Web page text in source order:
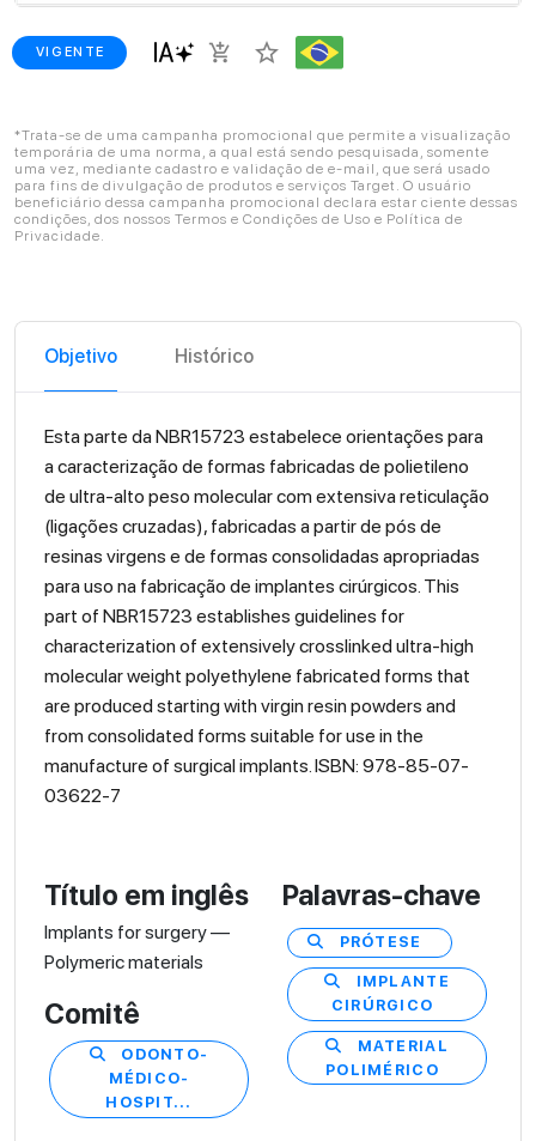
VIGENTE add_shopping_cart star_border
*Trata-se de uma campanha promocional que permite a visualização
temporária de uma norma, a qual está sendo pesquisada, somente
uma vez, mediante cadastro e validação de e-mail, que será usado
para fins de divulgação de produtos e serviços Target. O usuário
beneficiário dessa campanha promocional declara estar ciente dessas
condições, dos nossos Termos e Condições de Uso e Política de
Privacidade.
Objetivo Histórico
Esta parte da NBR15723 estabelece orientações para
a caracterização de formas fabricadas de polietileno
de ultra-alto peso molecular com extensiva reticulação
(ligações cruzadas), fabricadas a partir de pós de
resinas virgens e de formas consolidadas apropriadas
para uso na fabricação de implantes cirúrgicos. This
part of NBR15723 establishes guidelines for
characterization of extensively crosslinked ultra-high
molecular weight polyethylene fabricated forms that
are produced starting with virgin resin powders and
from consolidated forms suitable for use in the
manufacture of surgical implants. ISBN: 978-85-07-
03622-7
Título em inglês
Implants for surgery —
Polymeric materials
Comitê
ODONTO-
MÉDICO-
HOSPIT...
Palavras-chave
PRÓTESE
IMPLANTE
CIRÚRGICO
MATERIAL
POLIMÉRICO